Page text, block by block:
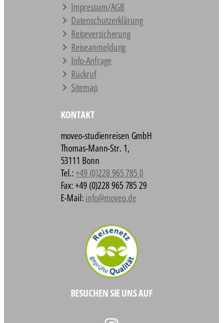
Impressum/AGB
Datenschutz­erklärung
Reiseversicherung
Reiseanmeldung
Info-Anfrage
Rückruf
Sitemap
KONTAKT
moveo-studienreisen GmbH
Thomas-Mann-Str. 1,
53111 Bonn
Tel.: +49 (0)228 965 785 0
Fax: +49 (0)228 965 785 29
E-Mail: info@moveo.de
BESUCHEN SIE UNS AUF